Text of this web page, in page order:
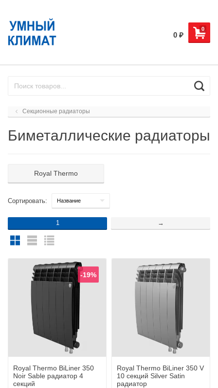
0
0 ₽
Секционные радиаторы
Биметаллические радиаторы
Royal Thermo
Сортировать:
1 →
-19%
Royal Thermo BiLiner 350
Noir Sable радиатор 4
секций
Royal Thermo BiLiner 350 V
10 секций Silver Satin
радиатор